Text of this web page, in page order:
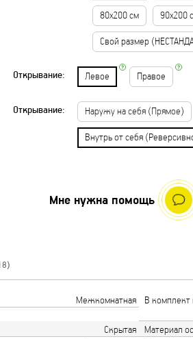
80х200 см 90х200
Свой размер
Открывание: Левое Правое
Открывание: Наружу на себя (Прямое)
Внутрь от себя
Мне нужна помощь
Межкомнатная
В комплект
Скрытая Материал